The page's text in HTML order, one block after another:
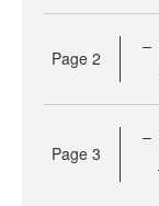
Page 2
Page 3